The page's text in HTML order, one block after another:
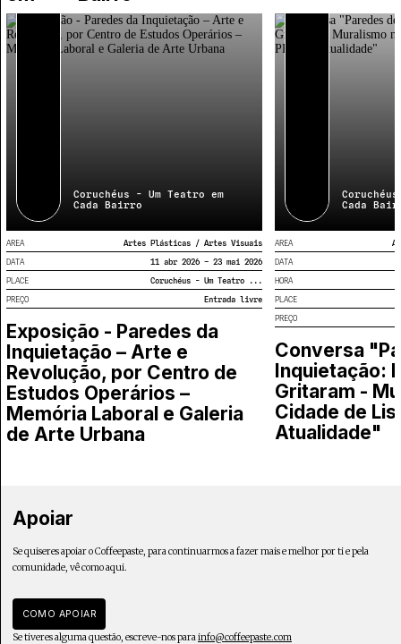
Municipal dos Coruchéus: Ateliês Municipais, Galeria
Quadrum e Biblioteca dos Coruchéus.
Coruchéus - Um Teatro em
Cada Bairro
AREA
Artes Plásticas / Artes Visuais
DATA
11 abr 2026 – 23 mai 2026
PLACE
Coruchéus - Um Teatro ...
PREÇO
Entrada livre
Exposição - Paredes da
Inquietação – Arte e
Revolução, por Centro de
Estudos Operários –
Memória Laboral e Galeria
de Arte Urbana
Cada
AREA
DATA
HORA
PLACE
PREÇO
Conversa
Inquietação:
Gritaram -
Cidade de
Atualidade"
Apoiar
Se quiseres apoiar o Coffeepaste, para continuarmos a fazer mais e melhor por ti e pela
comunidade, vê como aqui.
COMO APOIAR
Se tiveres alguma questão, escreve-nos parainfo@coffeepaste.com